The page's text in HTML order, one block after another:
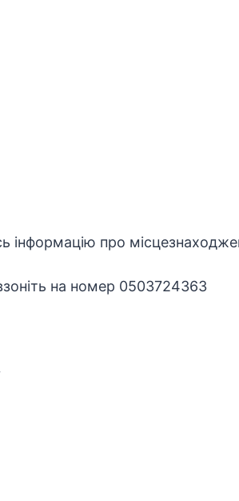
інформацію про
на номер 0503724363